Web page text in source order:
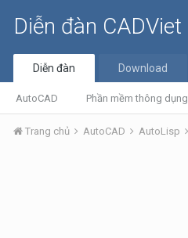
Diễn đàn CADViet
Diễn đàn
AutoCAD Phần mềm thông dụng
Download
Trang chủ AutoCAD AutoLisp